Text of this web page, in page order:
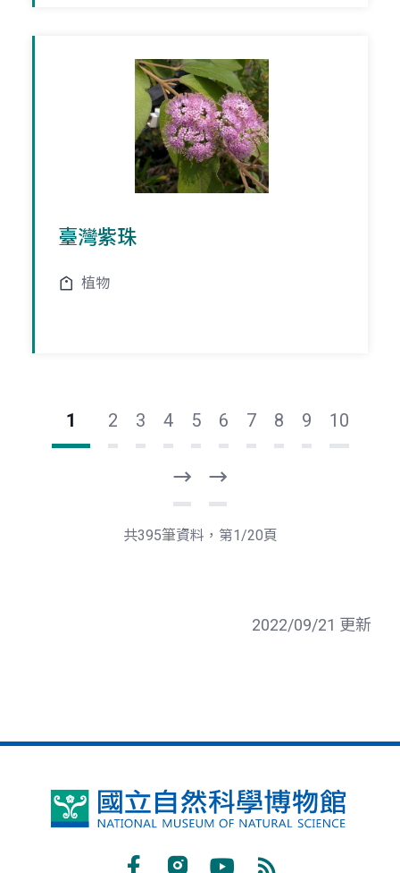
臺灣紫珠
植物
1 2 3 4 5 6 7 8 9 10
一
頁
後
一
共395筆資料，第1/20頁
2022/09/21 更新
國